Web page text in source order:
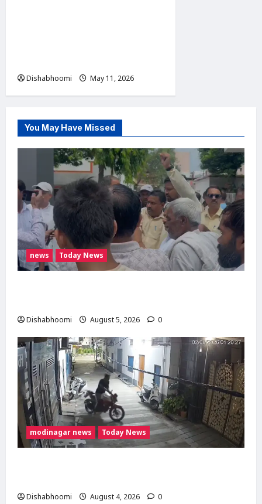
Dishabhoomi May 11, 2026
You May Have Missed
news Today News
Dishabhoomi August 5, 2026 0
modinagar news Today News
Dishabhoomi August 4, 2026 0